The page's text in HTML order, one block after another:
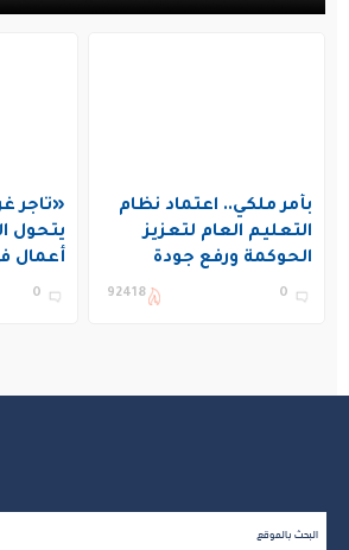
بأمر ملكي.. اعتماد نظام
التعليم العام لتعزيز
الحوكمة ورفع جودة
التعليم في المملكة
0
92418
«تاجر
يتحول
أعمال
بنادي
0